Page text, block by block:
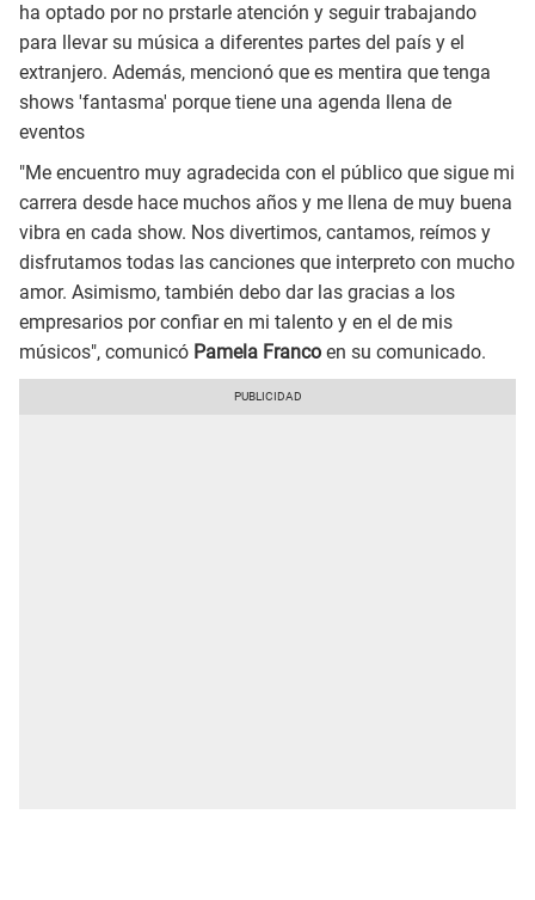
ha optado por no prstarle atención y seguir trabajando
para llevar su música a diferentes partes del país y el
extranjero. Además, mencionó que es mentira que tenga
shows 'fantasma' porque tiene una agenda llena de
eventos
"Me encuentro muy agradecida con el público que sigue mi
carrera desde hace muchos años y me llena de muy buena
vibra en cada show. Nos divertimos, cantamos, reímos y
disfrutamos todas las canciones que interpreto con mucho
amor. Asimismo, también debo dar las gracias a los
empresarios por confiar en mi talento y en el de mis
músicos", comunicó Pamela Franco en su comunicado.